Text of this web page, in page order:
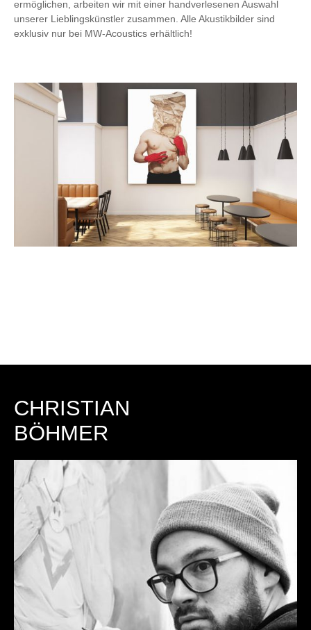
ermöglichen, arbeiten wir mit einer handverlesenen Auswahl
unserer Lieblingskünstler zusammen. Alle Akustikbilder sind
exklusiv nur bei MW-Acoustics erhältlich!
CHRISTIAN
BÖHMER